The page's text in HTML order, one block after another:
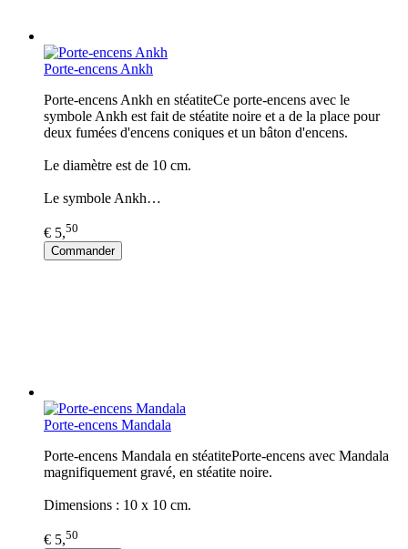
Porte-encens Ankh
Porte-encens Ankh en stéatiteCe porte-encens avec le
symbole Ankh est fait de stéatite noire et a de la place pour
deux fumées d'encens coniques et un bâton d'encens.
Le diamètre est de 10 cm.
Le symbole Ankh…
€ 5,50
Commander
Porte-encens Mandala
Porte-encens Mandala en stéatitePorte-encens avec Mandala
magnifiquement gravé, en stéatite noire.
Dimensions : 10 x 10 cm.
€ 5,50